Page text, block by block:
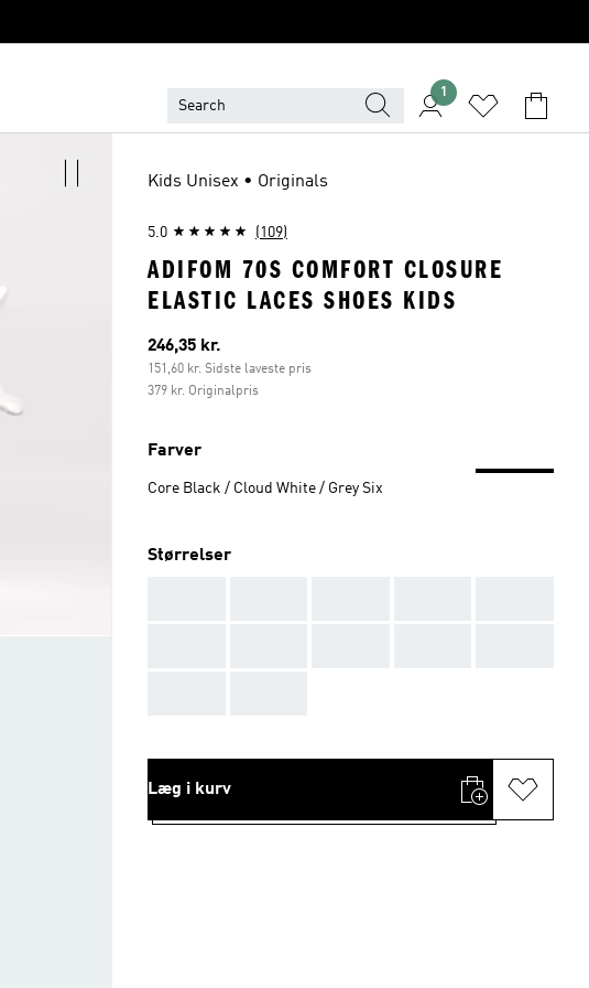
1
Kids Unisex • Originals
5.0 (109)
ADIFOM 70S COMFORT CLOSURE
ELASTIC LACES SHOES KIDS
Nuværende pris
246,35 kr.
151,60 kr. Sidste laveste pris
379 kr. Originalpris
Farver
Core Black / Cloud White / Grey Six
Størrelser
Læg i kurv